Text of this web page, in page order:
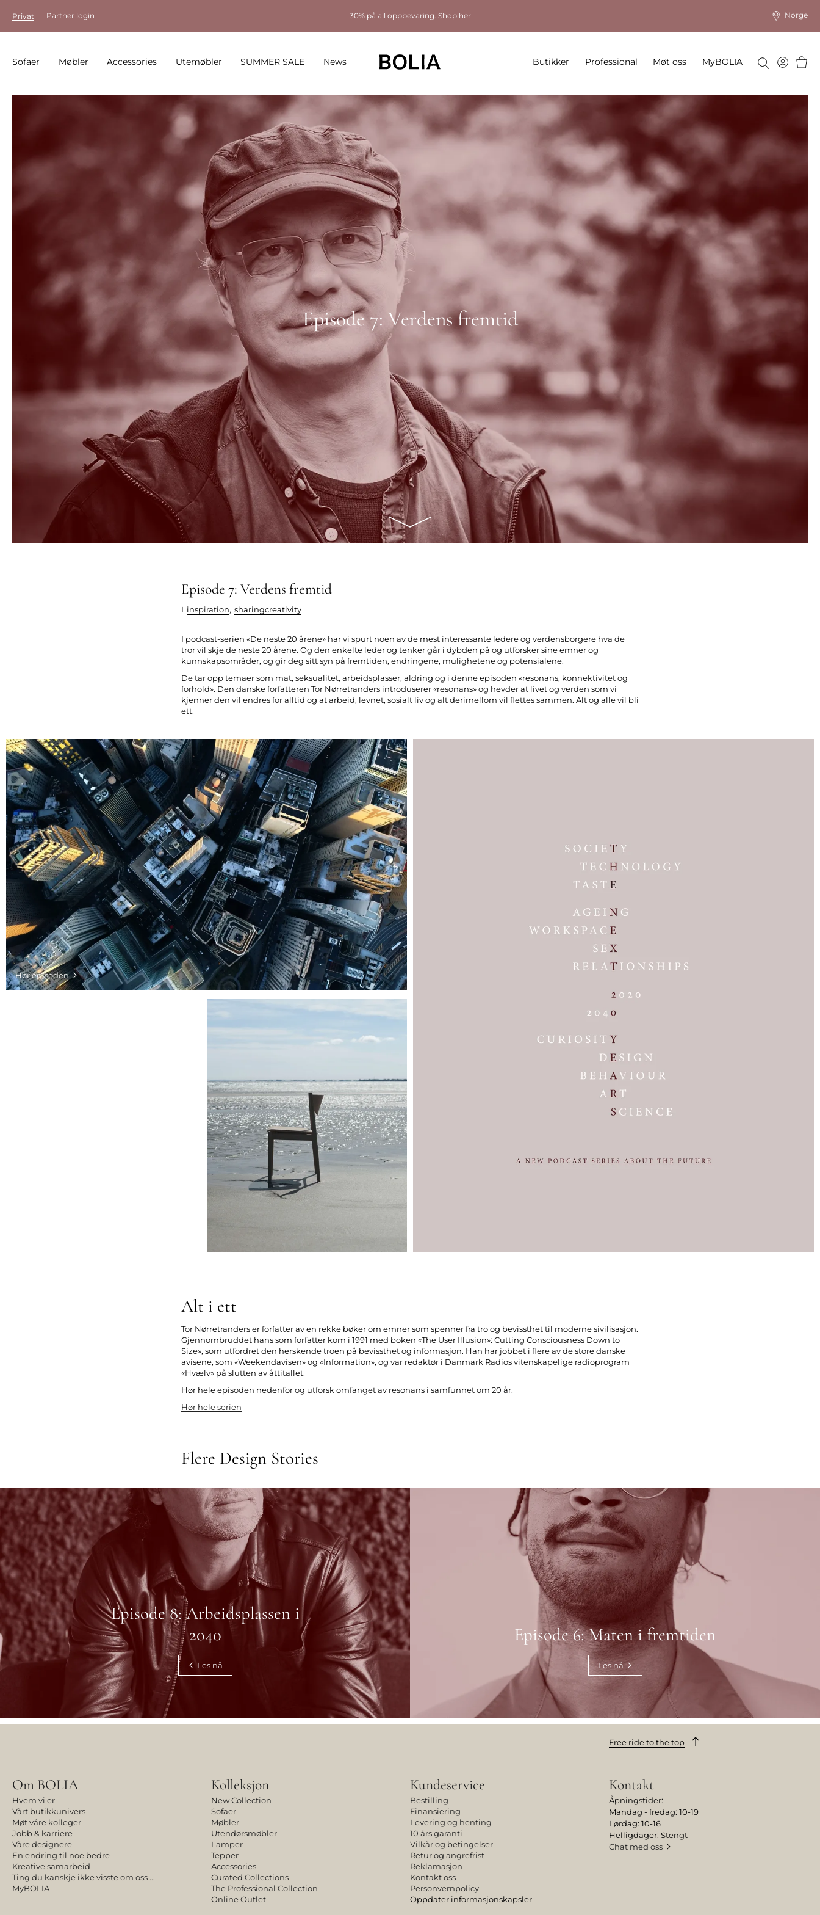
Privat Partner login 30% på all oppbevaring. Shop her Norge
Sofaer Møbler Accessories Utemøbler SUMMER SALE News Butikker Professional Møt oss MyBOLIA
Episode 7: Verdens fremtid
Episode 7: Verdens fremtid
I inspiration, sharingcreativity
I podcast-serien «De neste 20 årene» har vi spurt noen av de mest interessante ledere og verdensborgere hva de
tror vil skje de neste 20 årene. Og den enkelte leder og tenker går i dybden på og utforsker sine emner og
kunnskapsområder, og gir deg sitt syn på fremtiden, endringene, mulighetene og potensialene.
De tar opp temaer som mat, seksualitet, arbeidsplasser, aldring og i denne episoden «resonans, konnektivitet og
forhold». Den danske forfatteren Tor Nørretranders introduserer «resonans» og hevder at livet og verden som vi
kjenner den vil endres for alltid og at arbeid, levnet, sosialt liv og alt derimellom vil flettes sammen. Alt og alle vil bli
ett.
Hør episoden
Alt i ett
Tor Nørretranders er forfatter av en rekke bøker om emner som spenner fra tro og bevissthet til moderne sivilisasjon.
Gjennombruddet hans som forfatter kom i 1991 med boken «The User Illusion»: Cutting Consciousness Down to
Size», som utfordret den herskende troen på bevissthet og informasjon. Han har jobbet i flere av de store danske
avisene, som «Weekendavisen» og «Information», og var redaktør i Danmark Radios vitenskapelige radioprogram
«Hvælv» på slutten av åttitallet.
Hør hele episoden nedenfor og utforsk omfanget av resonans i samfunnet om 20 år.
Hør hele serien
Flere Design Stories
Episode 8: Arbeidsplassen i
2040
Les nå
Episode 6: Maten i fremtiden
Les nå
Free ride to the top
Om BOLIA
Hvem vi er
Vårt butikkunivers
Møt våre kolleger
Jobb & karriere
Våre designere
En endring til noe bedre
Kreative samarbeid
Ting du kanskje ikke visste om oss ...
MyBOLIA
Kolleksjon
New Collection
Sofaer
Møbler
Utendørsmøbler
Lamper
Tepper
Accessories
Curated Collections
The Professional Collection
Online Outlet
Kundeservice
Bestilling
Finansiering
Levering og henting
10 års garanti
Vilkår og betingelser
Retur og angrefrist
Reklamasjon
Kontakt oss
Personvernpolicy
Oppdater informasjonskapsler
Kontakt
Åpningstider:
Mandag - fredag: 10-19
Lørdag: 10-16
Helligdager: Stengt
Chat med oss